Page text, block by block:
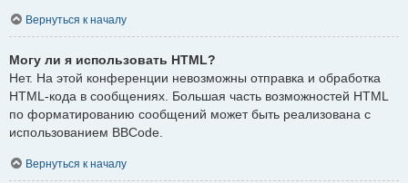
Вернуться к началу
Могу ли я использовать HTML?
Нет. На этой конференции невозможны отправка и обработка
HTML-кода в сообщениях. Большая часть возможностей HTML
по форматированию сообщений может быть реализована с
использованием BBCode.
Вернуться к началу